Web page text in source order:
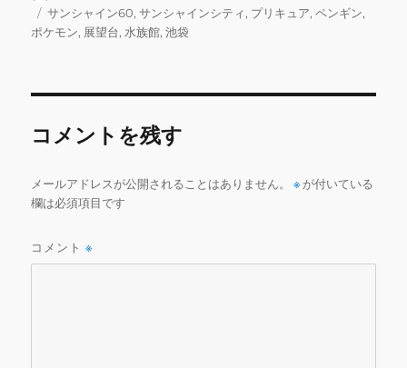
e
o
k
te l
bl l
稿
者
稿
日:
テ
タ
グ
サンシャイン60,サンシャインシティ, プリキュア,ペンギン,
ポケモン, 展望台,水族館,池袋
コメントを残す
メールアドレスが公開されることはありません。 ※ が付いている
欄は必須項目です
コメント※